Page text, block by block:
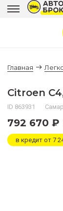
Главная
Citroen
ID 863931
792 670 ₽
в кредит от 7